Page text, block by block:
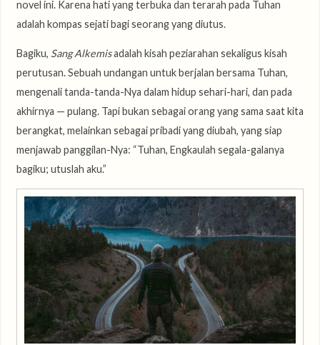
novel ini. Karena hati yang terbuka dan terarah pada Tuhan
adalah kompas sejati bagi seorang yang diutus.
Bagiku, Sang Alkemisadalah kisah peziarahan sekaligus kisah
perutusan. Sebuah undangan untuk berjalan bersama Tuhan,
mengenali tanda-tanda-Nya dalam hidup sehari-hari, dan pada
akhirnya — pulang. Tapi bukan sebagai orang yang sama saat kita
berangkat, melainkan sebagai pribadi yang diubah, yang siap
menjawab panggilan-Nya: “Tuhan, Engkaulah segala-galanya
bagiku; utuslah aku.”